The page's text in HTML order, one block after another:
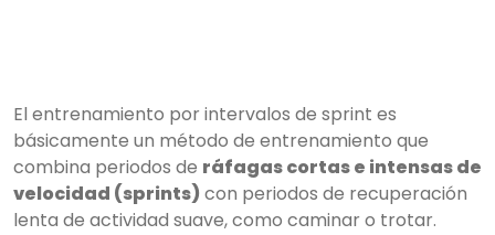
El entrenamiento por intervalos de sprint es
básicamente un método de entrenamiento que
combina periodos de ráfagas cortas e intensas de
velocidad (sprints) con periodos de recuperación
lenta de actividad suave, como caminar o trotar.